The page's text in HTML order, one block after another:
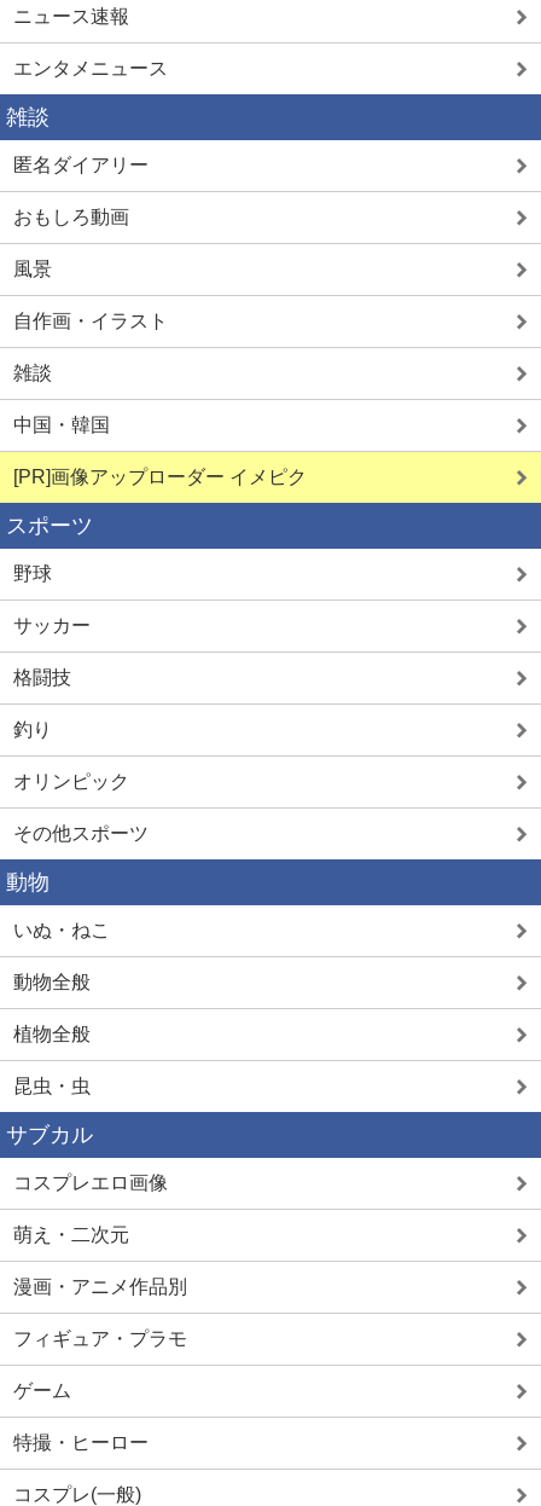
ニュース速報
エンタメニュース
雑談
匿名ダイアリー
おもしろ動画
風景
自作画・イラスト
雑談
中国・韓国
[PR]画像アップローダー イメピク
スポーツ
野球
サッカー
格闘技
釣り
オリンピック
その他スポーツ
動物
いぬ・ねこ
動物全般
植物全般
昆虫・虫
サブカル
コスプレエロ画像
萌え・二次元
漫画・アニメ作品別
フィギュア・プラモ
ゲーム
特撮・ヒーロー
コスプレ(一般)